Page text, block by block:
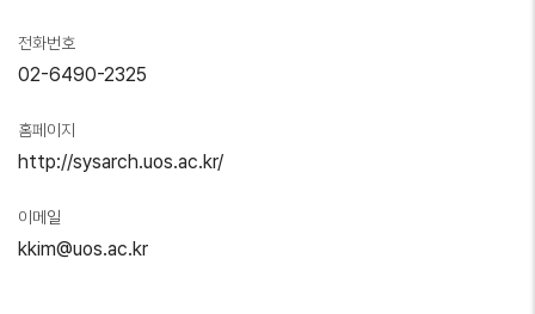
전화번호
02-6490-2325
홈페이지
http://sysarch.uos.ac.kr/
이메일
kkim@uos.ac.kr